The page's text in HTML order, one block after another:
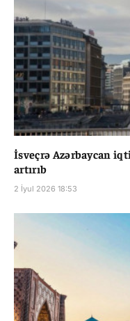
İsveçrə Azərbaycan
artırıb
2 İyul 2026 18:53